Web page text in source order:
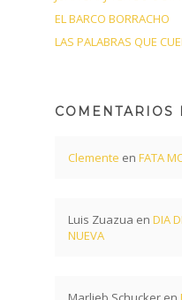
EL BARCO BORRACHO
LAS PALABRAS QUE
COMENTARIOS
Clemente enFATA
Luis Zuazua enDIA
NUEVA